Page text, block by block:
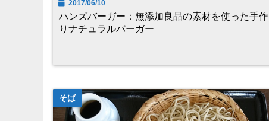
2017/06/10
ハンズバーガー：無添加良品の素材を使った手作
りナチュラルバーガー
そば